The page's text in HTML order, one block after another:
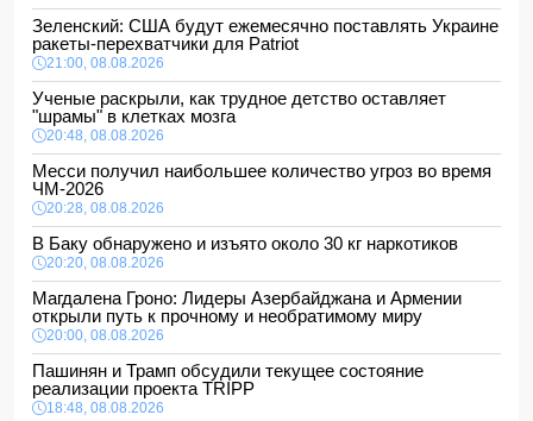
Зеленский: США будут ежемесячно поставлять Украине
ракеты-перехватчики для Patriot
21:00, 08.08.2026
Ученые раскрыли, как трудное детство оставляет
"шрамы" в клетках мозга
20:48, 08.08.2026
Месси получил наибольшее количество угроз во время
ЧМ-2026
20:28, 08.08.2026
В Баку обнаружено и изъято около 30 кг наркотиков
20:20, 08.08.2026
Магдалена Гроно: Лидеры Азербайджана и Армении
открыли путь к прочному и необратимому миру
20:00, 08.08.2026
Пашинян и Трамп обсудили текущее состояние
реализации проекта TRIPP
18:48, 08.08.2026